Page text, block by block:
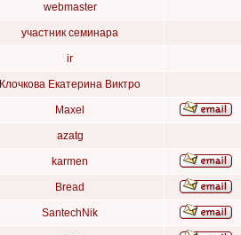
webmaster
участник семинара
ir
Клочкова Екатерина Виктро
Maxel
azatg
karmen
Bread
SantechNik